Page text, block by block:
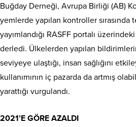
Buğday Derneği, Avrupa Birliği (AB)
yemlerde yapılan kontroller
yayımlandığı RASFF portalı
derledi. Ülkelerden yapılan
seviyeye ulaştığı, insan sağlığını
kullanımının iç pazarda da artmış
yarattığı vurgulandı.
2021’E GÖRE AZALDI